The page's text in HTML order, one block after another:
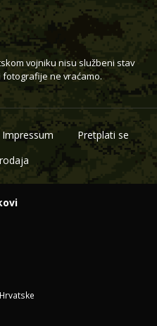
vojniku nisu službeni stav
fotografije ne vraćamo.
Impressum
Pretplati se